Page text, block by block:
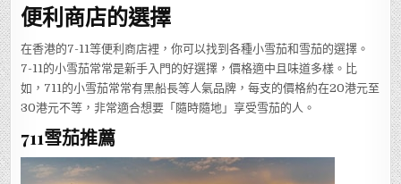
便利商店的選擇
在香港的7-11等便利商店裡，你可以找到各種小雪茄和雪茄的選擇。
7-11的小雪茄常常是新手入門的好選擇，價格適中且味道多樣。比
如，711的小雪茄常常有黑船長等人氣品牌，每支的價格約在20港元至
30港元不等，非常適合想要「隨時隨地」享受雪茄的人。
711雪茄推薦